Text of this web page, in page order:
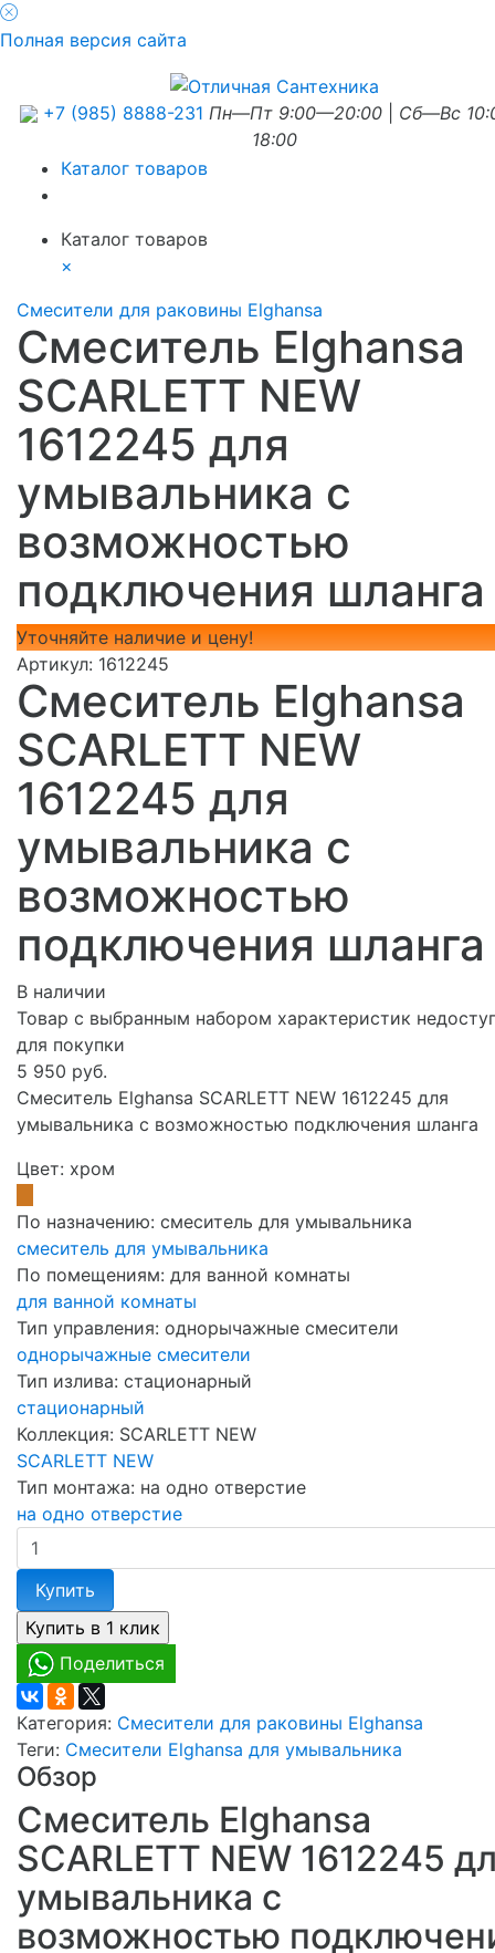
Полная версия сайта
+7 (985) 8888-231 Пн—Пт 9:00—20:00
Сб—Вс
18:00
Каталог товаров
Каталог товаров
×
Смесители для раковины Elghansa
Смеситель Elghansa
SCARLETT NEW
1612245 для
умывальника с
возможностью
подключения шланга
Уточняйте наличие и цену!
Артикул: 1612245
Смеситель Elghansa
SCARLETT NEW
1612245 для
умывальника с
возможностью
подключения шланга
В наличии
Товар с выбранным набором характеристик
для покупки
5 950 руб.
Смеситель Elghansa SCARLETT NEW 1612245 для
умывальника с возможностью подключения шланга
Цвет: хром
По назначению: смеситель для умывальника
смеситель для умывальника
По помещениям: для ванной комнаты
для ванной комнаты
Тип управления: однорычажные смесители
однорычажные смесители
Тип излива: стационарный
стационарный
Коллекция: SCARLETT NEW
SCARLETT NEW
Тип монтажа: на одно отверстие
на одно отверстие
Купить
Поделиться
Категория: Смесители для раковины Elghansa
Теги: Смесители Elghansa для умывальника
Обзор
Смеситель Elghansa
SCARLETT NEW 1612245
умывальника с
возможностью